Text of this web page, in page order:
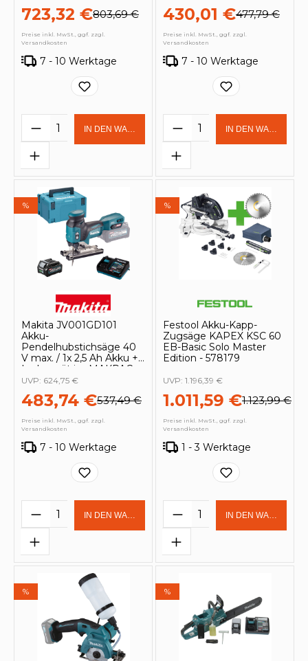
723,32 €803,69 €
Preise inkl. MwSt., ggf. zzgl.
Versandkosten
7 - 10 Werktage
Produkt Anzahl: Gib den
IN DEN WARENKORB
430,01 €477,79 €
Preise inkl. MwSt., ggf. zzgl.
Versandkosten
7 - 10 Werktage
Produkt Anzahl:
IN DEN
%
Makita JV001GD101
Akku-
Pendelhubstichsäge 40
V max. / 1x 2,5 Ah Akku +
Ladegerät im MAKPAC
483,74 €537,49 €
UVP: 624,75 €
Preise inkl. MwSt., ggf. zzgl.
Versandkosten
7 - 10 Werktage
Produkt Anzahl: Gib den
IN DEN WARENKORB
%
Festool Akku-Kapp-
Zugsäge KAPEX KSC 60
EB-Basic Solo Master
Edition - 578179
1.011,59 €1.123,99 €
UVP: 1.196,39 €
Preise inkl. MwSt., ggf. zzgl.
Versandkosten
1 - 3 Werktage
Produkt Anzahl:
IN DEN
% %